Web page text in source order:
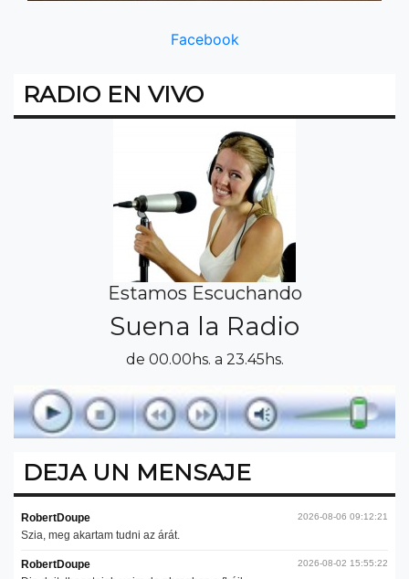
Facebook
RADIO EN VIVO
Estamos Escuchando
Suena la Radio
de 00.00hs. a 23.45hs.
DEJA UN MENSAJE